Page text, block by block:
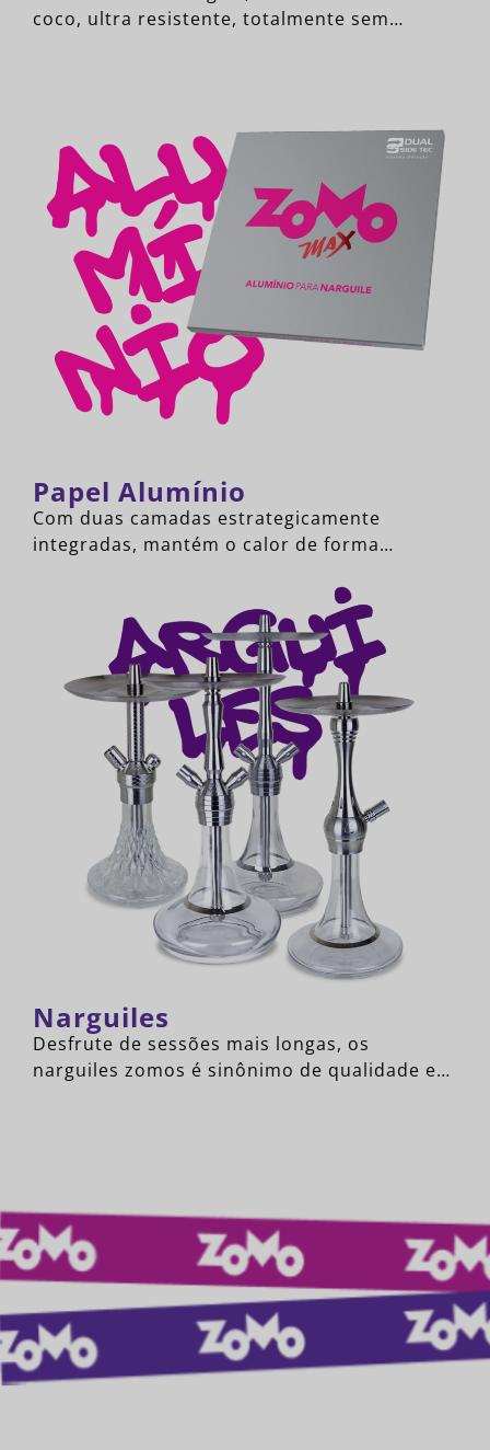
coco, ultra resistente, totalmente sem…
Papel Alumínio
Com duas camadas estrategicamente
integradas, mantém o calor de forma…
Narguiles
Desfrute de sessões mais longas, os
narguiles zomos é sinônimo de qualidade e…